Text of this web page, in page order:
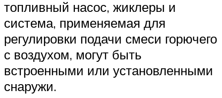
топливный насос, жиклеры и
система, применяемая для
регулировки подачи смеси горючего
с воздухом, могут быть
встроенными или установленными
снаружи.